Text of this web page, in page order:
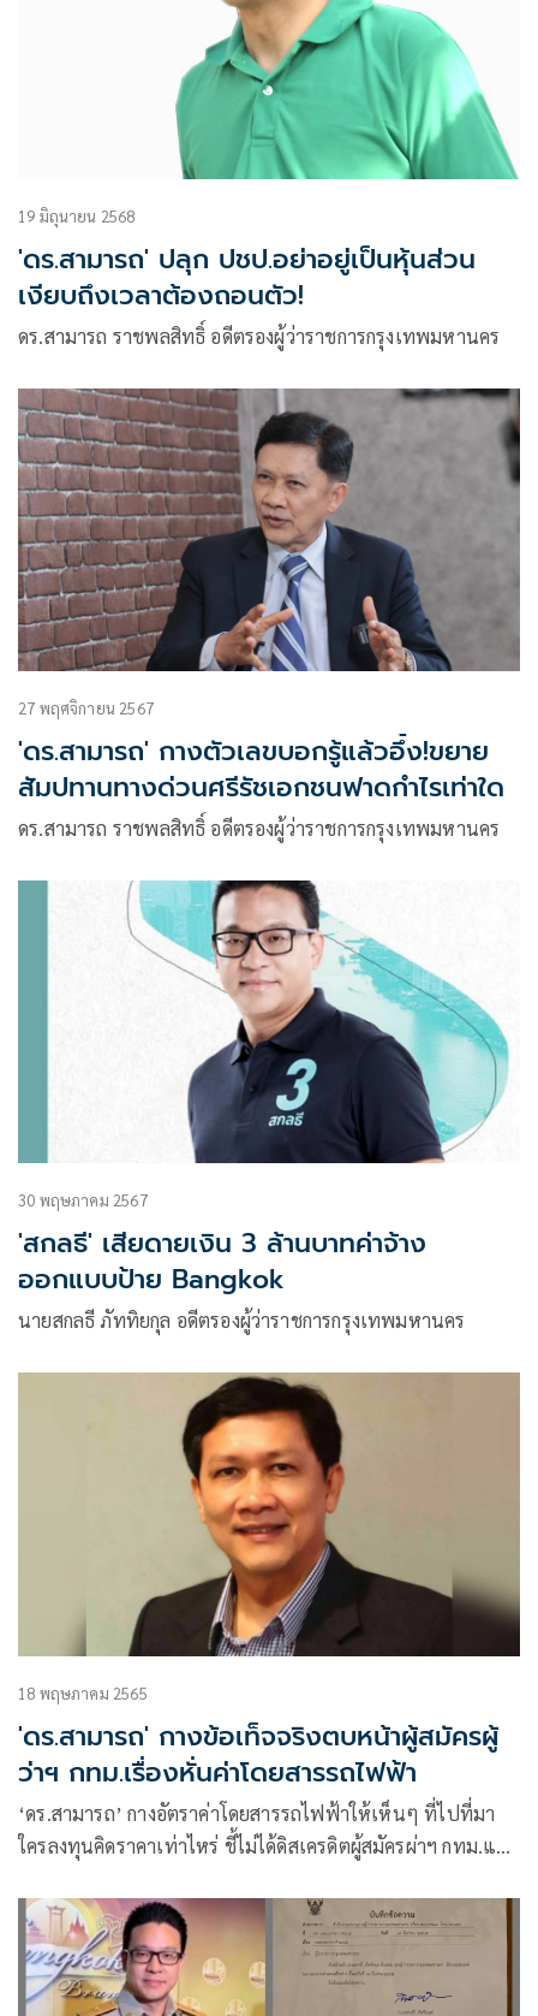
19 มิถุนายน 2568
'ดร.สามารถ' ปลุก ปชป.อย่าอยู่เป็นหุ้นส่วน
เงียบถึงเวลาต้องถอนตัว!
ดร.สามารถ ราชพลสิทธิ์ อดีตรองผู้ว่าราชการกรุงเทพมหานคร
27 พฤศจิกายน 2567
'ดร.สามารถ' กางตัวเลขบอกรู้แล้วอึ้ง!ขยาย
สัมปทานทางด่วนศรีรัชเอกชนฟาดกำไรเท่าใด
ดร.สามารถ ราชพลสิทธิ์ อดีตรองผู้ว่าราชการกรุงเทพมหานคร
30 พฤษภาคม 2567
'สกลธี' เสียดายเงิน 3 ล้านบาทค่าจ้าง
ออกแบบป้าย Bangkok
นายสกลธี ภัททิยกุล อดีตรองผู้ว่าราชการกรุงเทพมหานคร
18 พฤษภาคม 2565
'ดร.สามารถ' กางข้อเท็จจริงตบหน้าผู้สมัครผู้
ว่าฯ กทม.เรื่องหั่นค่าโดยสารรถไฟฟ้า
‘ดร.สามารถ’ กางอัตราค่าโดยสารรถไฟฟ้าให้เห็นๆ ที่ไปที่มา
ใครลงทุนคิดราคาเท่าไหร่ ชี้ไม่ได้ดิสเครดิตผู้สมัครผ่าฯ กทม.แต่